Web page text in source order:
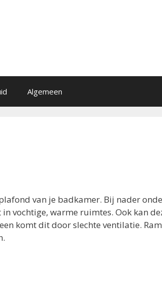
Algemeen
van je badkamer. Bij nader
vochtige, warme ruimtes. Ook kan
komt dit door slechte ventilatie.